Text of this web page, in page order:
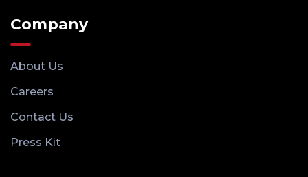
Company
About Us
Careers
Contact Us
Press Kit